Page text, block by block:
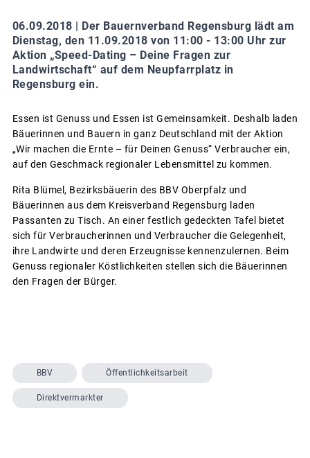
06.09.2018 | Der Bauernverband Regensburg lädt am
Dienstag, den 11.09.2018 von 11:00 - 13:00 Uhr zur
Aktion „Speed-Dating – Deine Fragen zur
Landwirtschaft“ auf dem Neupfarrplatz in
Regensburg ein.
Essen ist Genuss und Essen ist Gemeinsamkeit. Deshalb laden
Bäuerinnen und Bauern in ganz Deutschland mit der Aktion
„Wir machen die Ernte – für Deinen Genuss“ Verbraucher ein,
auf den Geschmack regionaler Lebensmittel zu kommen.
Rita Blümel, Bezirksbäuerin des BBV Oberpfalz und
Bäuerinnen aus dem Kreisverband Regensburg laden
Passanten zu Tisch. An einer festlich gedeckten Tafel bietet
sich für Verbraucherinnen und Verbraucher die Gelegenheit,
ihre Landwirte und deren Erzeugnisse kennenzulernen. Beim
Genuss regionaler Köstlichkeiten stellen sich die Bäuerinnen
den Fragen der Bürger.
BBV Öffentlichkeitsarbeit
Direktvermarkter